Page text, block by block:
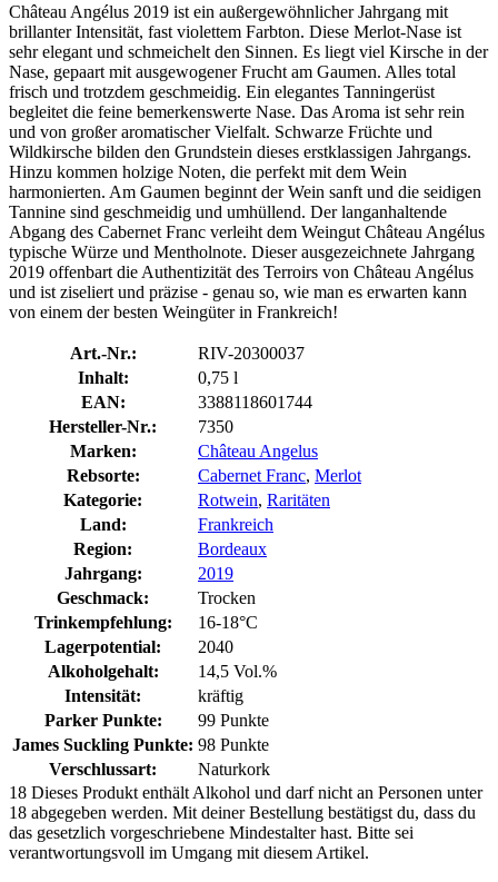
Château Angélus 2019 ist ein außergewöhnlicher Jahrgang mit
brillanter Intensität, fast violettem Farbton. Diese Merlot-Nase ist
sehr elegant und schmeichelt den Sinnen. Es liegt viel Kirsche in der
Nase, gepaart mit ausgewogener Frucht am Gaumen. Alles total
frisch und trotzdem geschmeidig. Ein elegantes Tanningerüst
begleitet die feine bemerkenswerte Nase. Das Aroma ist sehr rein
und von großer aromatischer Vielfalt. Schwarze Früchte und
Wildkirsche bilden den Grundstein dieses erstklassigen Jahrgangs.
Hinzu kommen holzige Noten, die perfekt mit dem Wein
harmonierten. Am Gaumen beginnt der Wein sanft und die seidigen
Tannine sind geschmeidig und umhüllend. Der langanhaltende
Abgang des Cabernet Franc verleiht dem Weingut Château Angélus
typische Würze und Mentholnote. Dieser ausgezeichnete Jahrgang
2019 offenbart die Authentizität des Terroirs von Château Angélus
und ist ziseliert und präzise - genau so, wie man es erwarten kann
von einem der besten Weingüter in Frankreich!
Art.-Nr.:
RIV-20300037
Inhalt:
0,75 l
EAN:
3388118601744
Hersteller-Nr.:
7350
Marken:
Château Angelus
Rebsorte:
Cabernet Franc, Merlot
Kategorie:
Rotwein, Raritäten
Land:
Frankreich
Region:
Bordeaux
Jahrgang:
2019
Geschmack:
Trocken
Trinkempfehlung:
16-18°C
Lagerpotential:
2040
Alkoholgehalt:
14,5 Vol.%
Intensität:
kräftig
Parker Punkte:
99 Punkte
James Suckling Punkte: 98 Punkte
Verschlussart:
Naturkork
18 Dieses Produkt enthält Alkohol und darf nicht an Personen unter
18 abgegeben werden. Mit deiner Bestellung bestätigst du, dass du
das gesetzlich vorgeschriebene Mindestalter hast. Bitte sei
verantwortungsvoll im Umgang mit diesem Artikel.